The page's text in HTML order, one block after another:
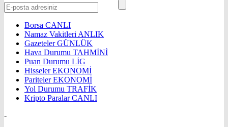
Borsa CANLI
Namaz Vakitleri ANLIK
GazetelerGÜNLÜK
Hava Durumu TAHMİNİ
Puan Durumu LİG
HisselerEKONOMİ
ParitelerEKONOMİ
Yol Durumu TRAFİK
Kripto ParalarCANLI
-